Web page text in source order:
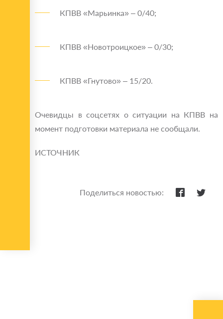
КПВВ «Марьинка» – 0/40;
КПВВ «Новотроицкое» – 0/30;
КПВВ «Гнутово» – 15/20.
Очевидцы в соцсетях о ситуации на КПВВ на
момент подготовки материала не сообщали.
ИСТОЧНИК
Поделиться новостью: